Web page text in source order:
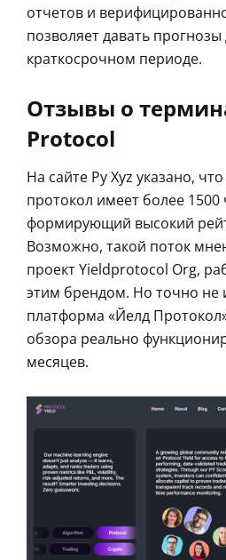
отчетов и
позволяет давать
краткосрочном периоде.
Отзывы о
Protocol
На сайте Py Xyz указано,
протокол имеет более 1500
формирующий высокий
Возможно, такой поток
проект Yieldprotocol Org,
этим брендом. Но точно не
платформа «Йелд
обзора реально
месяцев.